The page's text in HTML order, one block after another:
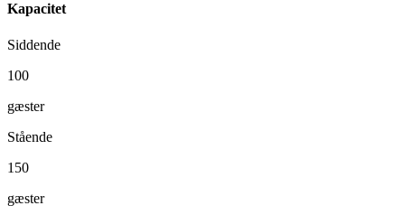
Kapacitet
Siddende
100
gæster
Stående
150
gæster